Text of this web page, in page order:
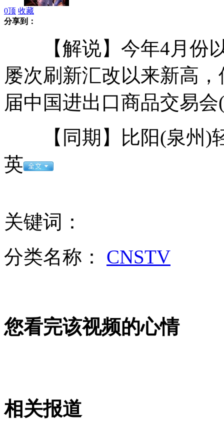
民警抓捕偷油贼惊心动魄现场
日本制新计划加强周边海域情报搜集与监视
拍客：杭州最帅交警走红 称太累了
山西运城恶犬咬伤多人 警民合力深夜将其击毙
无痛分娩是否安全 医生回应
0顶 收藏
分享到：
【解说】今年4月份以
屡次刷新汇改以来新高
届中国进出口商品交易
【同期】比阳(泉州)轻
英
关键词：
分类名称： CNSTV
您看完该视频的心情
相关报道